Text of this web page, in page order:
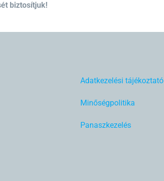
biztosítjuk!
Adatkezelési tájékoztató
Minőségpolitika
Panaszkezelés